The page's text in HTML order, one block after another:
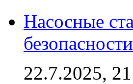
Насосные
22.7.2025,